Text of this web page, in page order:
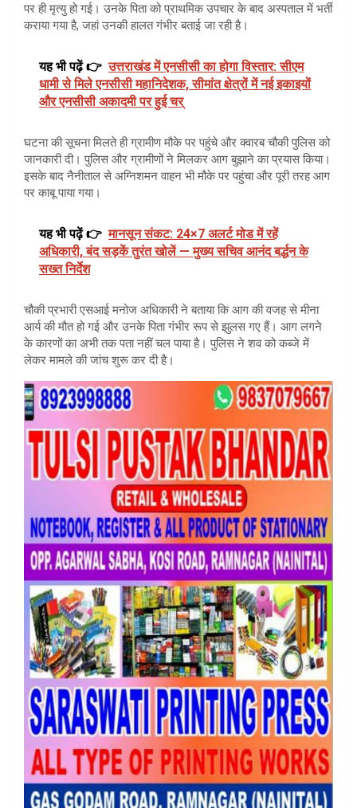
पर ही मृत्यु हो गई। उनके पिता को प्राथमिक उपचार के बाद अस्पताल में भर्ती
कराया गया है, जहां उनकी हालत गंभीर बताई जा रही है।
यह भी पढ़ें 👉 उत्तराखंड में एनसीसी का होगा विस्तार: सीएम
धामी से मिले एनसीसी महानिदेशक, सीमांत क्षेत्रों में नई इकाइयों
और एनसीसी अकादमी पर हुई चर्
घटना की सूचना मिलते ही ग्रामीण मौके पर पहुंचे और क्वारब चौकी पुलिस को
जानकारी दी। पुलिस और ग्रामीणों ने मिलकर आग बुझाने का प्रयास किया।
इसके बाद नैनीताल से अग्निशमन वाहन भी मौके पर पहुंचा और पूरी तरह आग
पर काबू पाया गया।
यह भी पढ़ें 👉 मानसून संकट: 24×7 अलर्ट मोड में रहें
अधिकारी, बंद सड़कें तुरंत खोलें — मुख्य सचिव आनंद बर्द्धन के
सख्त निर्देश
चौकी प्रभारी एसआई मनोज अधिकारी ने बताया कि आग की वजह से मीना
आर्य की मौत हो गई और उनके पिता गंभीर रूप से झुलस गए हैं। आग लगने
के कारणों का अभी तक पता नहीं चल पाया है। पुलिस ने शव को कब्जे में
लेकर मामले की जांच शुरू कर दी है।